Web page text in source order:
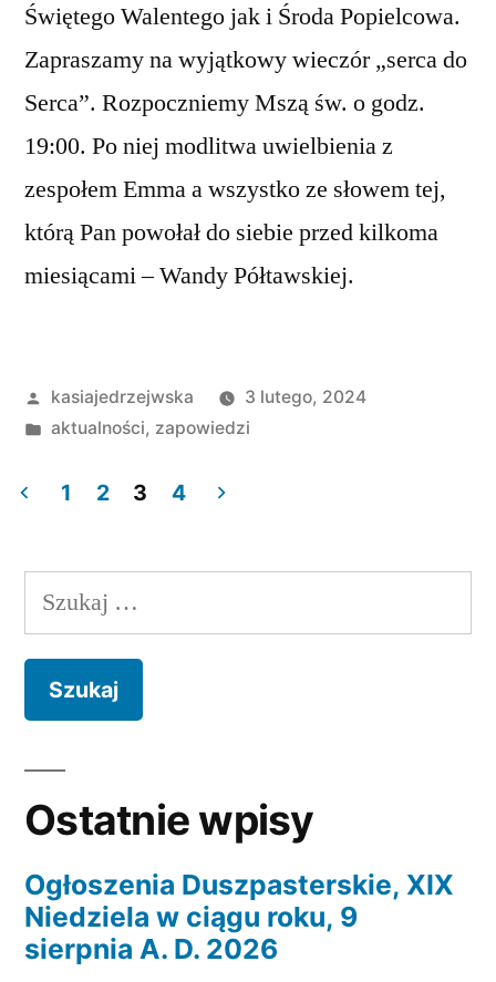
Świętego Walentego jak i Środa Popielcowa.
Zapraszamy na wyjątkowy wieczór „serca do
Serca”. Rozpoczniemy Mszą św. o godz.
19:00. Po niej modlitwa uwielbienia z
zespołem Emma a wszystko ze słowem tej,
którą Pan powołał do siebie przed kilkoma
miesiącami – Wandy Półtawskiej.
Opublikowane
przez
kasiajedrzejwska
3 lutego, 2024
Opublikowano
aktualności, zapowiedzi
wpisów
1 2 3 4
Szukaj:
Ostatnie wpisy
Ogłoszenia Duszpasterskie, XIX
Niedziela w ciągu roku, 9
sierpnia A. D. 2026